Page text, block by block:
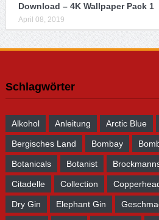
Download – 4K Wallpaper Pack 1
April 08, 2019
Schlagwörter
Alkohol Anleitung Arctic Blue
Bergisches Land Bombay
Botanicals Botanist
Citadelle Collection
Dry Gin Elephant Gin